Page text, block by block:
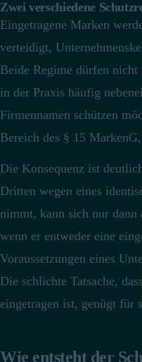
Zwei verschiedene
Eingetragene Marken
verteidigt,
Beide Regime dürfen
in der Praxis häufig
Firmennamen schützen
Bereich des § 15
Die Konsequenz ist
Dritten wegen eines
nimmt, kann sich nur dann
wenn er entweder eine
Voraussetzungen eines
Die schlichte Tatsache,
eingetragen ist, genügt für
Wie entsteht der